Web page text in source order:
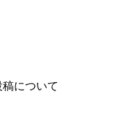
について